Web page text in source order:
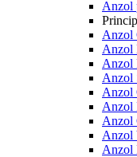
Anzol
Anzol
Anzol
Anzol
Anzol
Anzol
Anzol
Anzol
Anzol
Anzol